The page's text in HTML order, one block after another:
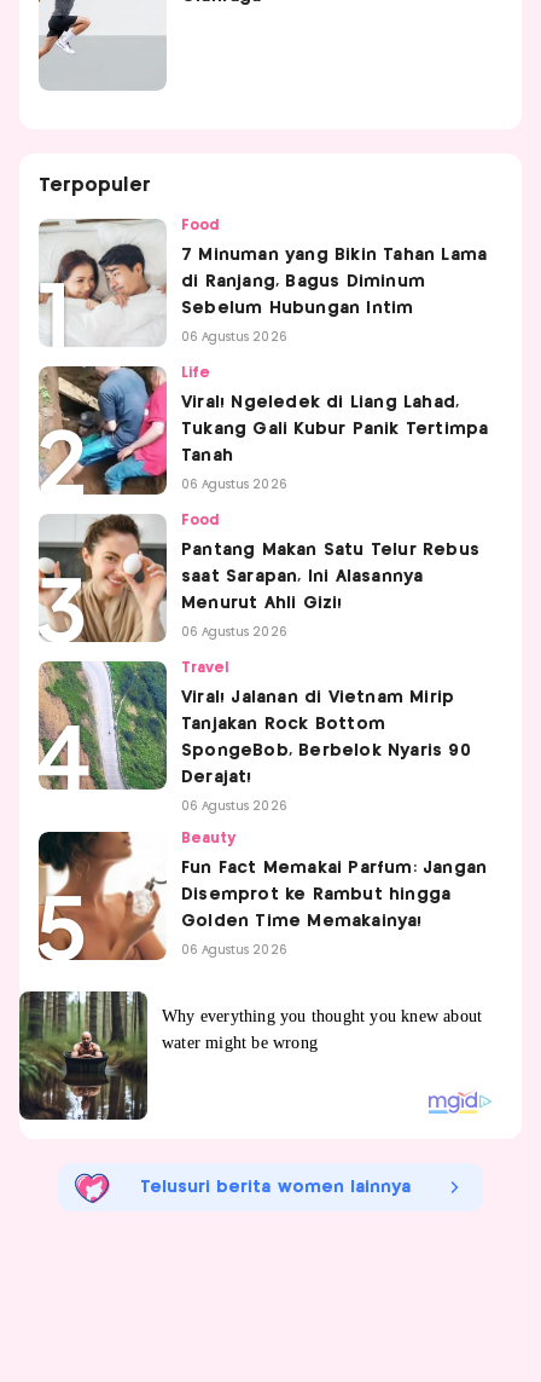
Terpopuler
Food
7 Minuman yang Bikin Tahan Lama
di Ranjang, Bagus Diminum
Sebelum Hubungan Intim
06 Agustus 2026
Life
Viral! Ngeledek di Liang Lahad,
Tukang Gali Kubur Panik Tertimpa
Tanah
06 Agustus 2026
Food
Pantang Makan Satu Telur Rebus
saat Sarapan, Ini Alasannya
Menurut Ahli Gizi!
06 Agustus 2026
Travel
Viral! Jalanan di Vietnam Mirip
Tanjakan Rock Bottom
SpongeBob, Berbelok Nyaris 90
Derajat!
06 Agustus 2026
Beauty
Fun Fact Memakai Parfum: Jangan
Disemprot ke Rambut hingga
Golden Time Memakainya!
06 Agustus 2026
Telusuri berita women lainnya